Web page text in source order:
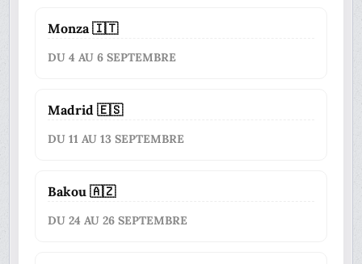
Monza 🇮🇹
DU 4 AU 6 SEPTEMBRE
Madrid 🇪🇸
DU 11 AU 13 SEPTEMBRE
Bakou 🇦🇿
DU 24 AU 26 SEPTEMBRE